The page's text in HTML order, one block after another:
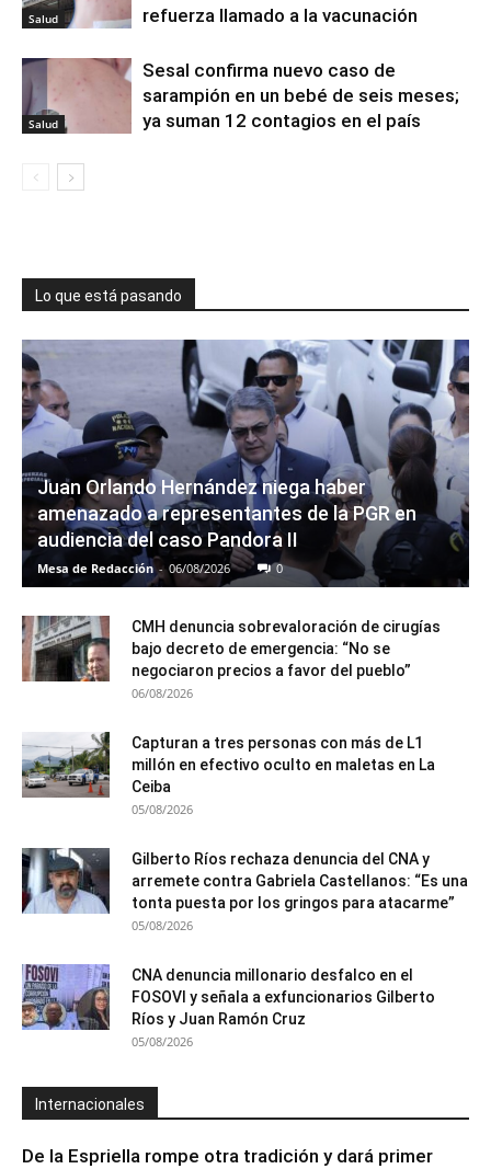
Salud
refuerza llamado a la vacunación
Salud
Sesal confirma nuevo caso de
sarampión en un bebé de seis meses;
ya suman 12 contagios en el país
Lo que está pasando
Juan Orlando Hernández niega haber
amenazado a representantes de la PGR en
audiencia del caso Pandora II
Mesa de Redacción - 06/08/2026 0
CMH denuncia sobrevaloración de cirugías
bajo decreto de emergencia: “No se
negociaron precios a favor del pueblo”
06/08/2026
Capturan a tres personas con más de L1
millón en efectivo oculto en maletas en La
Ceiba
05/08/2026
Gilberto Ríos rechaza denuncia del CNA y
arremete contra Gabriela Castellanos: “Es una
tonta puesta por los gringos para atacarme”
05/08/2026
CNA denuncia millonario desfalco en el
FOSOVI y señala a exfuncionarios Gilberto
Ríos y Juan Ramón Cruz
05/08/2026
Internacionales
De la Espriella rompe otra tradición y dará primer